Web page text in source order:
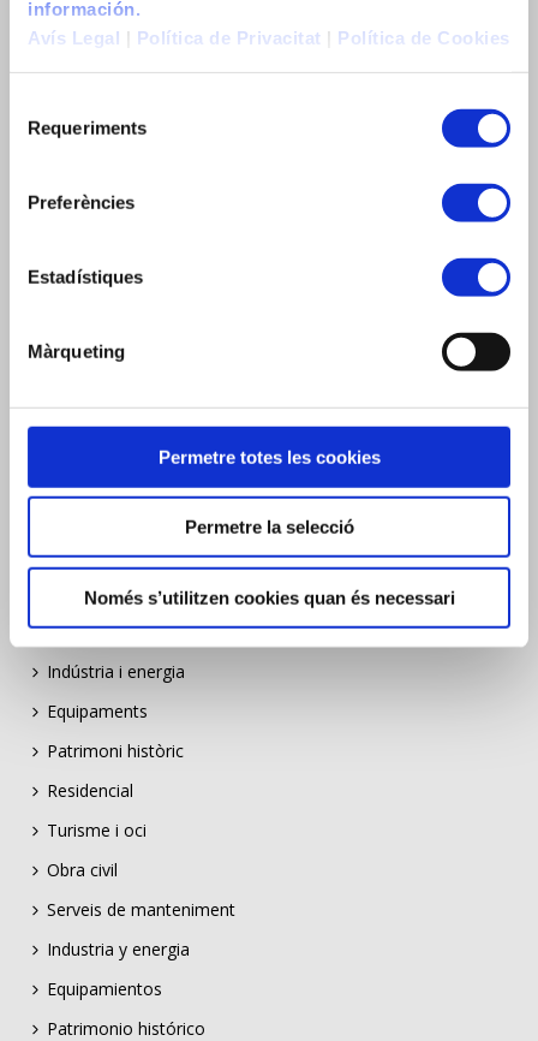
información.
Avís Legal | Política de Privacitat | Política de Cookies
Requeriments
Preferències
Estadístiques
Màrqueting
Permetre totes les cookies
Permetre la selecció
Només s’utilitzen cookies quan és necessari
Construïm Sostenibilitat
Contacto
Indústria i energia
Equipaments
Patrimoni històric
Residencial
Turisme i oci
Obra civil
Serveis de manteniment
Industria y energia
Equipamientos
Patrimonio histórico